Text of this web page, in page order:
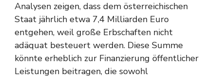
Analysen zeigen, dass dem österreichischen
Staat jährlich etwa 7,4 Milliarden Euro
entgehen, weil große Erbschaften nicht
adäquat besteuert werden. Diese Summe
könnte erheblich zur Finanzierung öffentlicher
Leistungen beitragen, die sowohl